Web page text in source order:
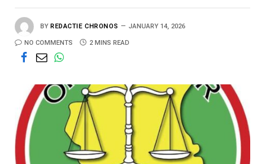
BY REDACTIE CHRONOS JANUARY 14, 2026
NO COMMENTS 2 MINS READ